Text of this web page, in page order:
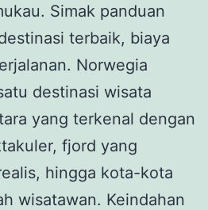
Simak panduan
terbaik, biaya
Norwegia
destinasi wisata
yang terkenal dengan
fjord yang
hingga kota-kota
wisatawan. Keindahan